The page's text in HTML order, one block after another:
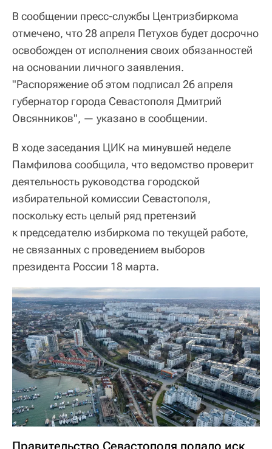
В сообщении пресс-службы Центризбиркома
отмечено, что 28 апреля Петухов будет досрочно
освобожден от исполнения своих обязанностей
на основании личного заявления.
"Распоряжение об этом подписал 26 апреля
губернатор города Севастополя Дмитрий
Овсянников", — указано в сообщении.
В ходе заседания ЦИК на минувшей неделе
Памфилова сообщила, что ведомство проверит
деятельность руководства городской
избирательной комиссии Севастополя,
поскольку есть целый ряд претензий
к председателю избиркома по текущей работе,
не связанных с проведением выборов
президента России 18 марта.
Правительство Севастополя подало иск